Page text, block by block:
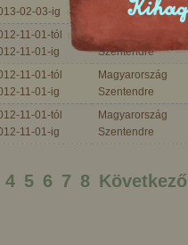
02-03-ig
11-01-tól
11-01-ig
Szentendre
11-01-tól
11-01-ig
Magyarország
Szentendre
11-01-tól
11-01-ig
Magyarország
Szentendre
4 5 6 7 8 Következő